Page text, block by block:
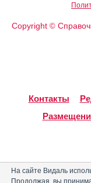
Copyright ©
Контакты
На сайте Видаль
Продолжая, вы